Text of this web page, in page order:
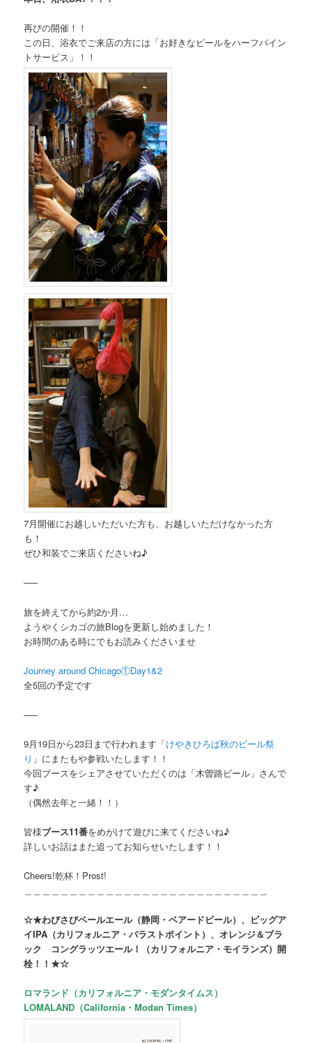
動
再びの開催！！
この日、浴衣でご来店の方には「お好きなビールをハーフパイン
トサービス」！！
7月開催にお越しいただいた方も、お越しいただけなかった方
も！
ぜひ和装でご来店くださいね♪
—–
旅を終えてから約2か月…
ようやくシカゴの旅Blogを更新し始めました！
お時間のある時にでもお読みくださいませ
Journey around Chicago①Day1&2
全5回の予定です
—–
9月19日から23日まで行われます「けやきひろば秋のビール祭
り 」にまたもや参戦いたします！！
今回ブースをシェアさせていただくのは「木曽路ビール」さんで
す♪
（偶然去年と一緒！！）
皆様ブース11番をめがけて遊びに来てくださいね♪
詳しいお話はまた追ってお知らせいたします！！
Cheers!乾杯！Prost!
☆★わびさびペールエール（静岡・ベアードビール）、ビッグア
イIPA（カリフォルニア・バラストポイント）、オレンジ＆ブラ
ック コングラッツエール！（カリフォルニア・モイランズ）開
栓！！★☆
ロマランド（カリフォルニア・モダンタイムス）
LOMALAND（California・Modan Times）